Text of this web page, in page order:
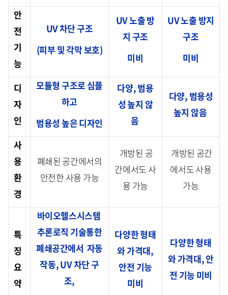
안
전
기
능
UV 차단 구조
(피부 및 각막 보호)
UV 노출 방
지 구조
미비
UV 노출 방지
구조
미비
디
자
인
모듈형 구조로 심플
하고
범용성 높은 디자인
다양, 범용
성 높지 않
음
다양, 범용성
높지 않음
사
용
환
경
폐쇄된 공간에서의
안전한 사용 가능
개방된 공
간에서도 사
용 가능
개방된 공간
에서도 사용
가능
특
징
요
약
바이오헬스시스템
추론로직 기술통한
폐쇄공간에서 자동
작동, UV 차단 구
조,
다양한 형태
와 가격대,
안전 기능
미비
다양한 형태
와 가격대, 안
전 기능 미비